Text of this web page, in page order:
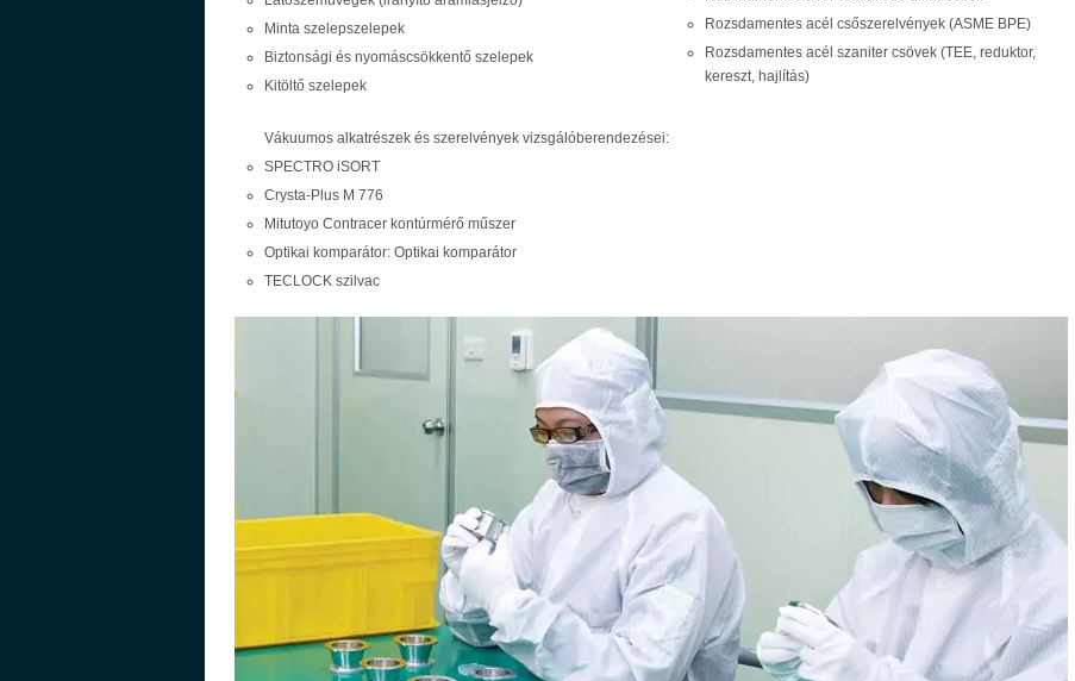
Minta szelepszelepek
Biztonsági és nyomáscsökkentő szelepek
Kitöltő szelepek
Rozsdamentes acél csőszerelvények (ASME BPE)
Rozsdamentes acél szaniter csövek (TEE, reduktor,
kereszt, hajlítás)
Vákuumos alkatrészek és szerelvények vizsgálóberendezései:
SPECTRO iSORT
Crysta-Plus M 776
Mitutoyo Contracer kontúrmérő műszer
Optikai komparátor: Optikai komparátor
TECLOCK szilvac